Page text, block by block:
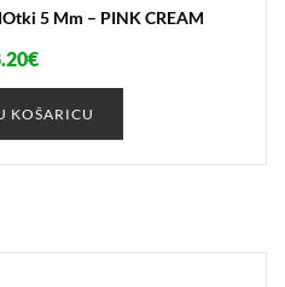
5 Mm – PINK CREAM
€
KOŠARICU